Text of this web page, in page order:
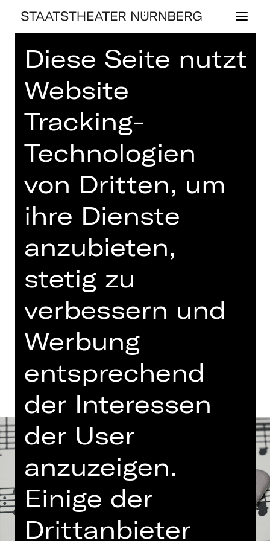
Home>Spielplan 26/27> 4.
KONZERT
4. LUNCH­KON­
ZERT
Donnerstag, 07.01.2027
Konzert
Eintritt frei
Germanisches Nationalmuseum
Termine und Besetzung
Diese Seite nutzt
Website
Tracking-
Technologien
von Dritten, um
ihre Dienste
anzubieten,
stetig zu
verbessern und
Werbung
entsprechend
der Interessen
der User
anzuzeigen.
Einige der
Drittanbieter